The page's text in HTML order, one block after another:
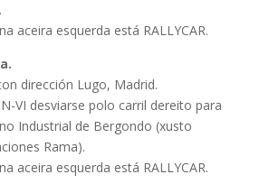
aceira esquerda está RALLYCAR.
dirección Lugo, Madrid.
VI desviarse polo carril dereito para
Industrial de Bergondo (xusto
Rama).
aceira esquerda está RALLYCAR.